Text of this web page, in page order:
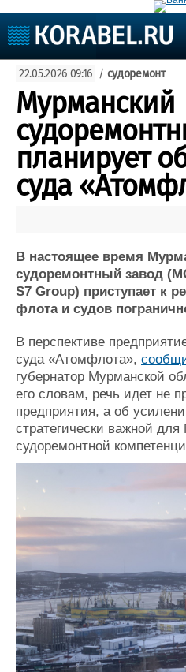
Судоходство
Судоремонт
События
Пресс-релизы
Порты
Рыболовство
ВМФ
Образование
Яхты и катера
Еще
Пульс
Новости
Компании
Репутация
Крюинг
Журнал
Реклама
Доска
Услуги
Конференции
Выставки и семинары
Словарь
22.05.2026 09:16 / судоремонт
Мурманский
планирует
суда
В настоящее время
судоремонтный завод
S7 Group) приступает к
флота и судов
В перспективе
суда «Атомфлота»,
губернатор Мурманской
его словам, речь идет не
предприятия, а об
стратегически важной
судоремонтной